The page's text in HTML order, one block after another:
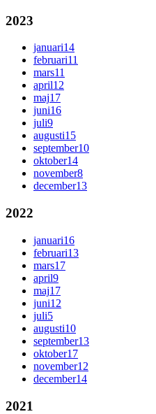
2023
januari14
februari11
mars11
april12
maj17
juni16
juli9
augusti15
september10
oktober14
november8
december13
2022
januari16
februari13
mars17
april9
maj17
juni12
juli5
augusti10
september13
oktober17
november12
december14
2021